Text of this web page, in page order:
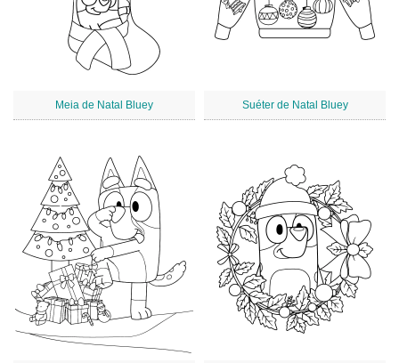
Meia de Natal Bluey Suéter de Natal Bluey